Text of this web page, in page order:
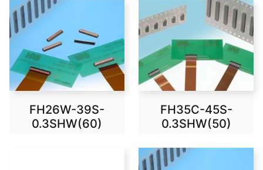
FH26W-39S-
0.3SHW(60)
FH35C-45S-
0.3SHW(50)